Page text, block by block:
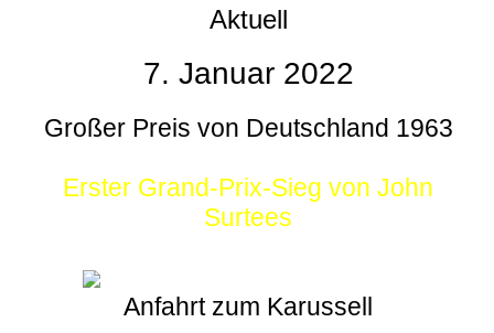
Aktuell
7. Januar 2022
Großer Preis von Deutschland 1963
Erster Grand-Prix-Sieg von John
Surtees
Anfahrt zum Karussell